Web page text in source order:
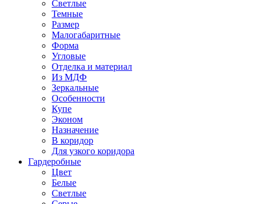
Светлые
Темные
Размер
Малогабаритные
Форма
Угловые
Отделка и материал
Из МДФ
Зеркальные
Особенности
Купе
Эконом
Назначение
В коридор
Для узкого коридора
Гардеробные
Цвет
Белые
Светлые